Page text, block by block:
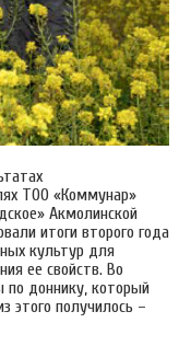
ТОО «Коммунар»
Акмолинской
итоги второго года
культур для
ее свойств. Во
по доннику, который
этого получилось –